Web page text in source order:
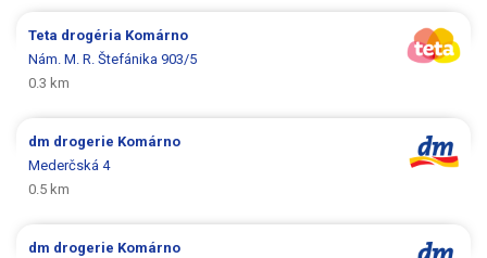
Teta drogéria Komárno
Nám. M. R. Štefánika 903/5
0.3 km
dm drogerie Komárno
Mederčská 4
0.5 km
dm drogerie Komárno